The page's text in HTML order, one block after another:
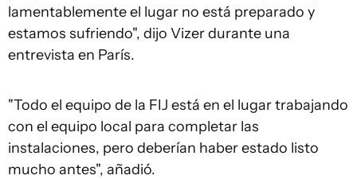
lamentablemente el lugar no está preparado y
estamos sufriendo", dijo Vizer durante una
entrevista en París.
"Todo el equipo de la FIJ está en el lugar trabajando
con el equipo local para completar las
instalaciones, pero deberían haber estado listo
mucho antes", añadió.